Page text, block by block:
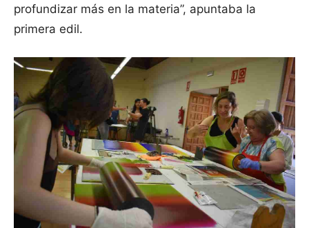
profundizar más en la materia”, apuntaba la
primera edil.